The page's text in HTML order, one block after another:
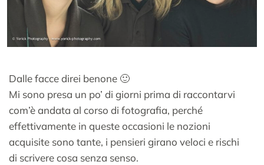
Dalle facce direi benone 🙂
Mi sono presa un po’ di giorni prima di raccontarvi
com’è andata al corso di fotografia, perché
effettivamente in queste occasioni le nozioni
acquisite sono tante, i pensieri girano veloci e rischi
di scrivere cosa senza senso.